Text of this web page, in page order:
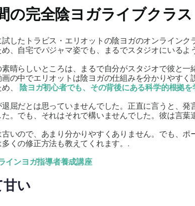
の完全陰ヨガライブクラス
したトラビス・エリオットの陰ヨガのオンラインク
、自宅でパジャマ姿でも、まるでスタジオにいるよ
素晴らしいところは、まるで自分がスタジオで彼と
の中でエリオットは陰ヨガの仕組みを分かりやす
、
陰ヨガ初心者でも、その背後にある科学的根拠
退屈だとは思っていませんでした。正直に言うと、
た。でも、それはそれで構いませんでした。彼は言
古いので、あまり分かりやすくありません。でも、
多くの修正方法も教えてくれます。.
インヨガ指導者養成講座
い